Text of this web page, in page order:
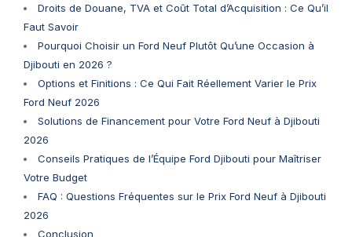
Droits de Douane, TVA et Coût Total d’Acquisition : Ce Qu’il
Faut Savoir
Pourquoi Choisir un Ford Neuf Plutôt Qu’une Occasion à
Djibouti en 2026 ?
Options et Finitions : Ce Qui Fait Réellement Varier le Prix
Ford Neuf 2026
Solutions de Financement pour Votre Ford Neuf à Djibouti
2026
Conseils Pratiques de l’Équipe Ford Djibouti pour Maîtriser
Votre Budget
FAQ : Questions Fréquentes sur le Prix Ford Neuf à Djibouti
2026
Conclusion